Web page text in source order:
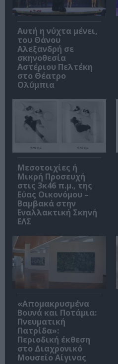
Αυτή η νύχτα μένει,
του Θάνου
Αλεξανδρή σε
σκηνοθεσία
Αστέριου Πελτέκη
στο Θέατρο
Ολύμπια
Μεσοτοιχίες ή
Μικρή Προσευχή
στις 3κ46 π.μ., της
Εύας Οικονόμου –
Βαμβακά στην
Εναλλακτική Σκηνή
ΕΛΣ
«Απομακρυσμένα
Βουνά και Ποτάμια:
Πνευματική
Πατρίδα»:
Περιοδική έκθεση
στο Διαχρονικό
Μουσείο Αίγινας